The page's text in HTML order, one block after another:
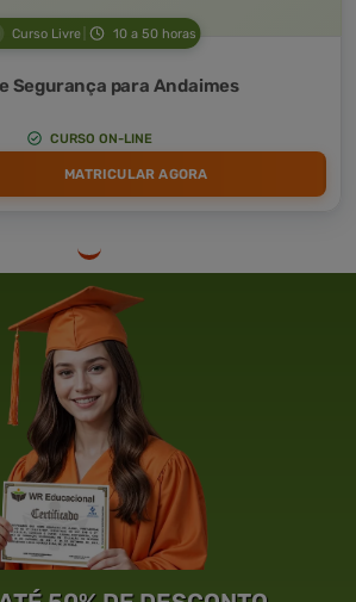
Curso Livre 10 a 50 horas
Segurança para Andaimes
CURSO ON-LINE
MATRICULAR AGORA